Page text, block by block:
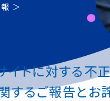
イトに対する不
するご報告とお